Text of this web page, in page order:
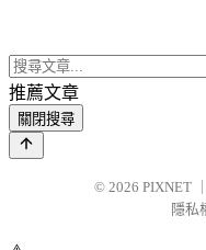
推薦文章
關閉搜尋
© 2026 PIXNET
隱私